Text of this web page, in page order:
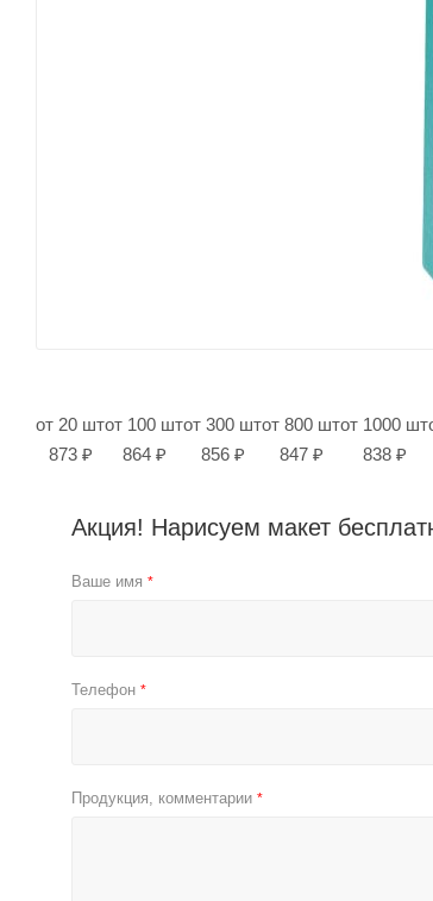
от 20 шт
873 ₽
от 100 шт
864 ₽
от 300 шт
856 ₽
от 800 шт
847 ₽
от 1000 шт
838 ₽
Акция! Нарисуем макет
Ваше имя *
Телефон *
Продукция, комментарии *